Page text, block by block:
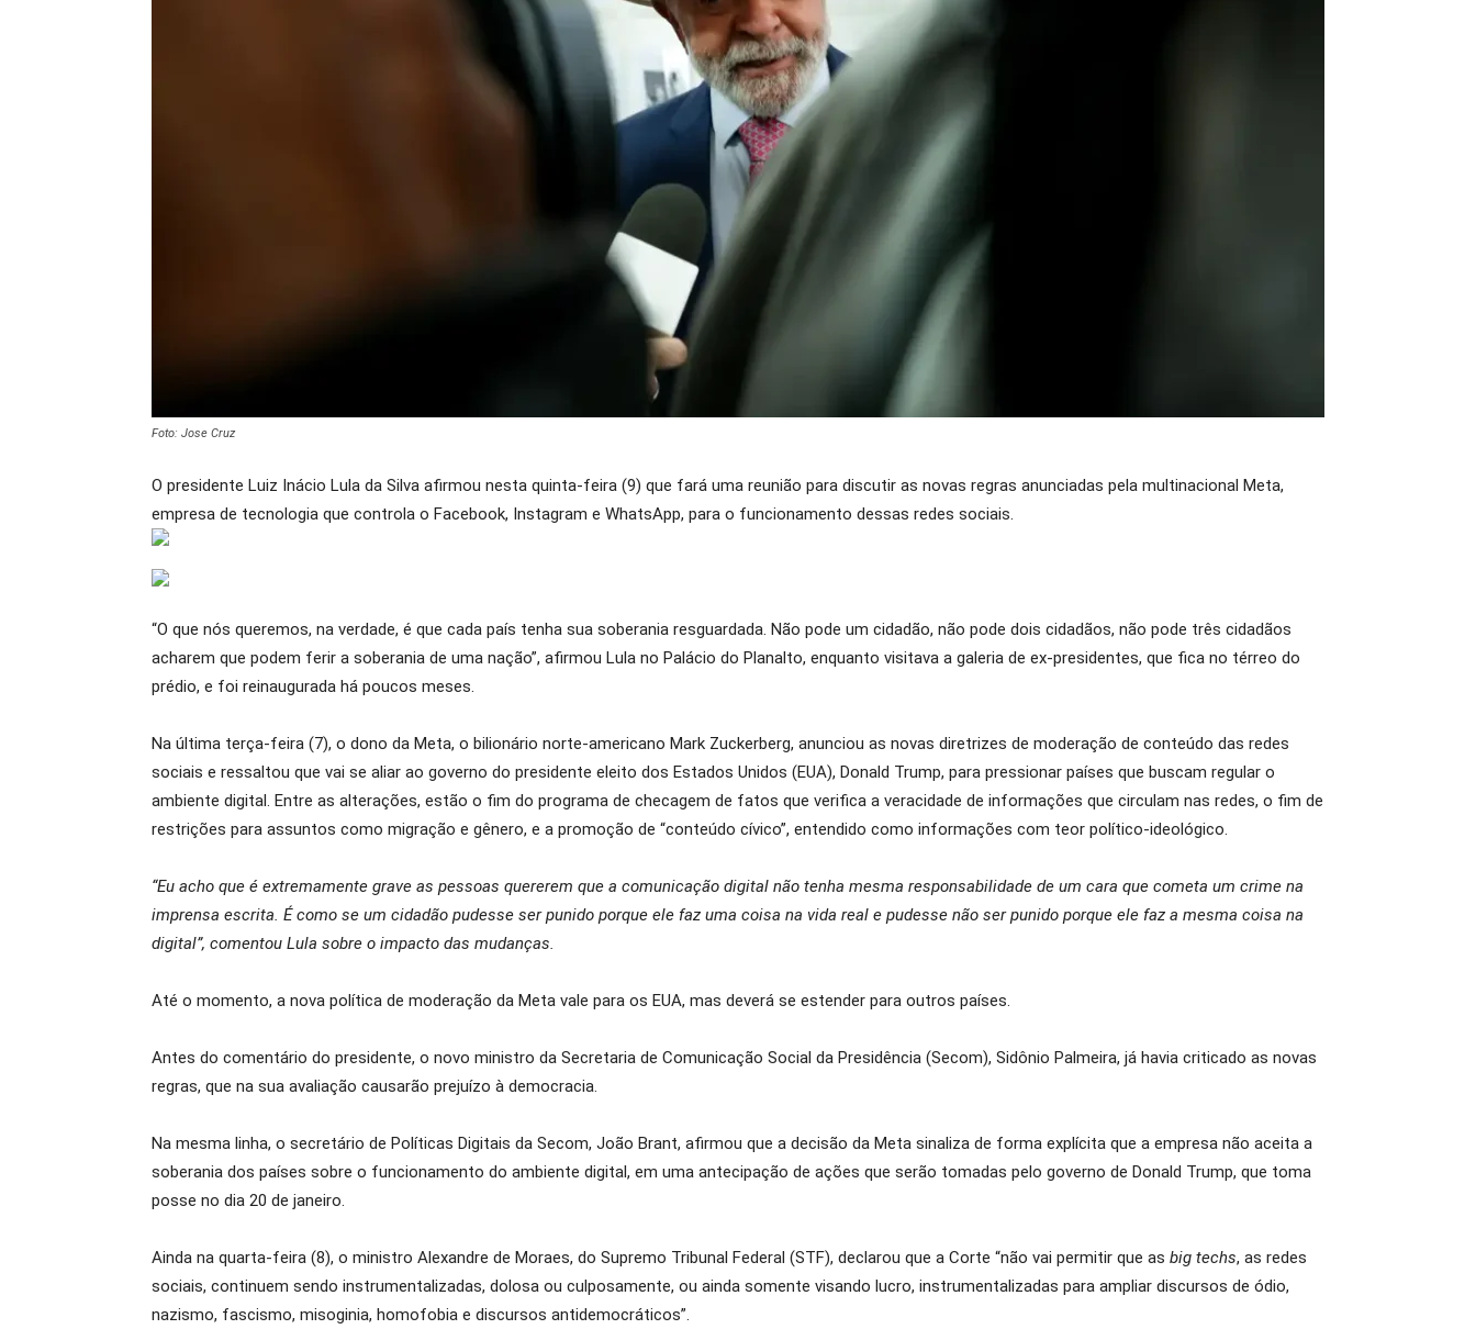
Foto: Jose Cruz
O presidente Luiz Inácio Lula da Silva afirmou nesta quinta-feira (9) que fará uma reunião para discutir as novas regras anunciadas pela multinacional Meta,
empresa de tecnologia que controla o Facebook, Instagram e WhatsApp, para o funcionamento dessas redes sociais.
“O que nós queremos, na verdade, é que cada país tenha sua soberania resguardada. Não pode um cidadão, não pode dois cidadãos, não pode três cidadãos
acharem que podem ferir a soberania de uma nação”, afirmou Lula no Palácio do Planalto, enquanto visitava a galeria de ex-presidentes, que fica no térreo do
prédio, e foi reinaugurada há poucos meses.
Na última terça-feira (7), o dono da Meta, o bilionário norte-americano Mark Zuckerberg, anunciou as novas diretrizes de moderação de conteúdo das redes
sociais e ressaltou que vai se aliar ao governo do presidente eleito dos Estados Unidos (EUA), Donald Trump, para pressionar países que buscam regular o
ambiente digital. Entre as alterações, estão o fim do programa de checagem de fatos que verifica a veracidade de informações que circulam nas redes, o fim de
restrições para assuntos como migração e gênero, e a promoção de “conteúdo cívico”, entendido como informações com teor político-ideológico.
“Eu acho que é extremamente grave as pessoas quererem que a comunicação digital não tenha mesma responsabilidade de um cara que cometa um crime na
imprensa escrita. É como se um cidadão pudesse ser punido porque ele faz uma coisa na vida real e pudesse não ser punido porque ele faz a mesma coisa na
digital”, comentou Lula sobre o impacto das mudanças.
Até o momento, a nova política de moderação da Meta vale para os EUA, mas deverá se estender para outros países.
Antes do comentário do presidente, o novo ministro da Secretaria de Comunicação Social da Presidência (Secom), Sidônio Palmeira, já havia criticado as novas
regras, que na sua avaliação causarão prejuízo à democracia.
Na mesma linha, o secretário de Políticas Digitais da Secom, João Brant, afirmou que a decisão da Meta sinaliza de forma explícita que a empresa não aceita a
soberania dos países sobre o funcionamento do ambiente digital, em uma antecipação de ações que serão tomadas pelo governo de Donald Trump, que toma
posse no dia 20 de janeiro.
Ainda na quarta-feira (8), o ministro Alexandre de Moraes, do Supremo Tribunal Federal (STF), declarou que a Corte “não vai permitir que as big techs, as redes
sociais, continuem sendo instrumentalizadas, dolosa ou culposamente, ou ainda somente visando lucro, instrumentalizadas para ampliar discursos de ódio,
nazismo, fascismo, misoginia, homofobia e discursos antidemocráticos”.